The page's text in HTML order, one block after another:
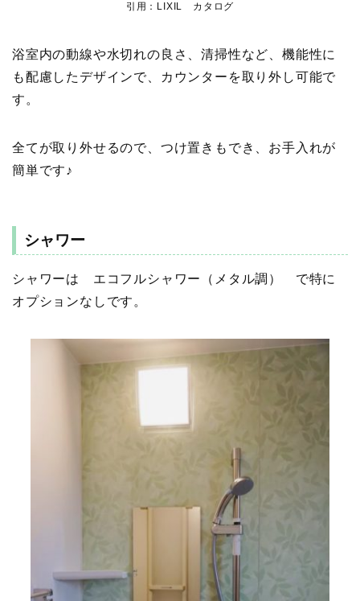
引用：LIXIL カタログ
浴室内の動線や水切れの良さ、清掃性など、機能性に
も配慮したデザインで、カウンターを取り外し可能で
す。
全てが取り外せるので、つけ置きもでき、お手入れが
簡単です♪
シャワー
シャワーは エコフルシャワー（メタル調） で特に
オプションなしです。